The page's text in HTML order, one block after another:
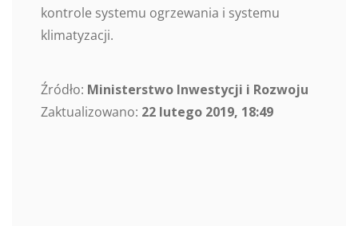
kontrole systemu ogrzewania i systemu
klimatyzacji.
Źródło: Ministerstwo Inwestycji i Rozwoju
Zaktualizowano: 22 lutego 2019, 18:49